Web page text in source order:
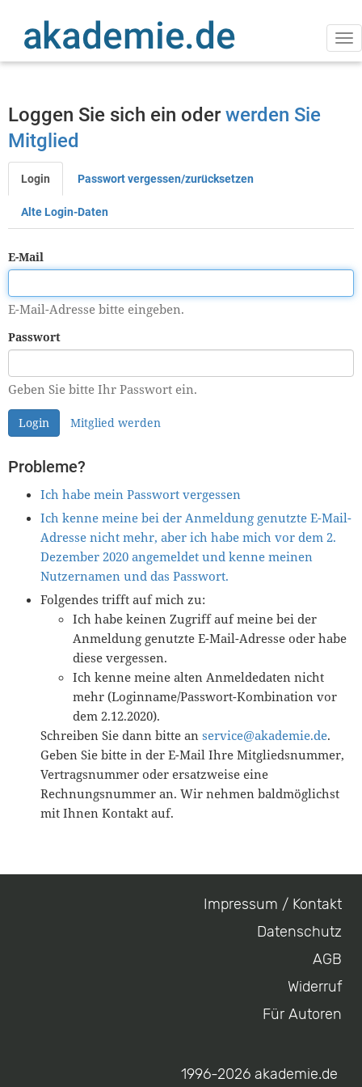
Inhalt
Loggen Sie sich ein oder werden Sie
Mitglied
Primäre
Reiter
Login Passwort vergessen/zurücksetzen
Alte Login-Daten
E-Mail
E-Mail-Adresse bitte eingeben.
Passwort
Geben Sie bitte Ihr Passwort ein.
Login Mitglied werden
Probleme?
Ich habe mein Passwort vergessen
Ich kenne meine bei der Anmeldung genutzte E-Mail-
Adresse nicht mehr, aber ich habe mich vor dem 2.
Dezember 2020 angemeldet und kenne meinen
Nutzernamen und das Passwort.
Folgendes trifft auf mich zu:
Ich habe keinen Zugriff auf meine bei der
Anmeldung genutzte E-Mail-Adresse oder habe
diese vergessen.
Ich kenne meine alten Anmeldedaten nicht
mehr (Loginname/Passwort-Kombination vor
dem 2.12.2020).
Schreiben Sie dann bitte an service@akademie.de.
Geben Sie bitte in der E-Mail Ihre Mitgliedsnummer,
Vertragsnummer oder ersatzweise eine
Rechnungsnummer an. Wir nehmen baldmöglichst
mit Ihnen Kontakt auf.
Impressum / Kontakt
Datenschutz
AGB
Widerruf
Für Autoren
1996-2026 akademie.de